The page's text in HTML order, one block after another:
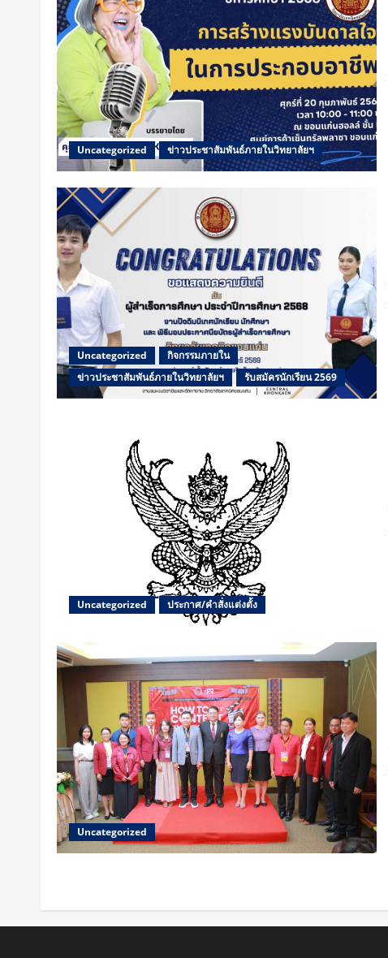
Uncategorized ข่าวประชาสัมพันธ์ภายในวิทยาลัยฯ
Uncategorized
กิจกรรมภายใน
ข่าวประชาสัมพันธ์ภายในวิทยาลัยฯ
รับสมัครนักเรียน 2569
Uncategorized ประกาศ/คำสั่งแต่งตั้ง
Uncategorized